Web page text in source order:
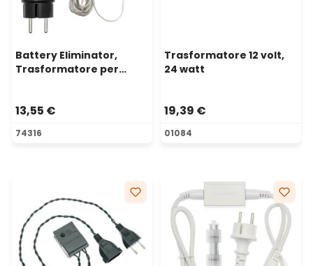
Battery Eliminator,
Trasformatore per
interno
13,55 €
74316
Trasformatore 12 volt,
24 watt
19,39 €
01084